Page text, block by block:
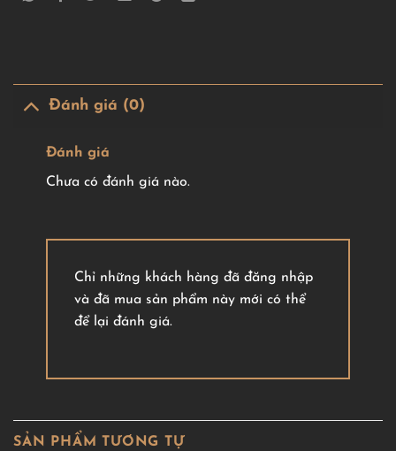
Đánh giá (0)
Đánh giá
Chưa có đánh giá nào.
Chỉ những khách hàng đã đăng nhập
và đã mua sản phẩm này mới có thể
để lại đánh giá.
SẢN PHẨM TƯƠNG TỰ